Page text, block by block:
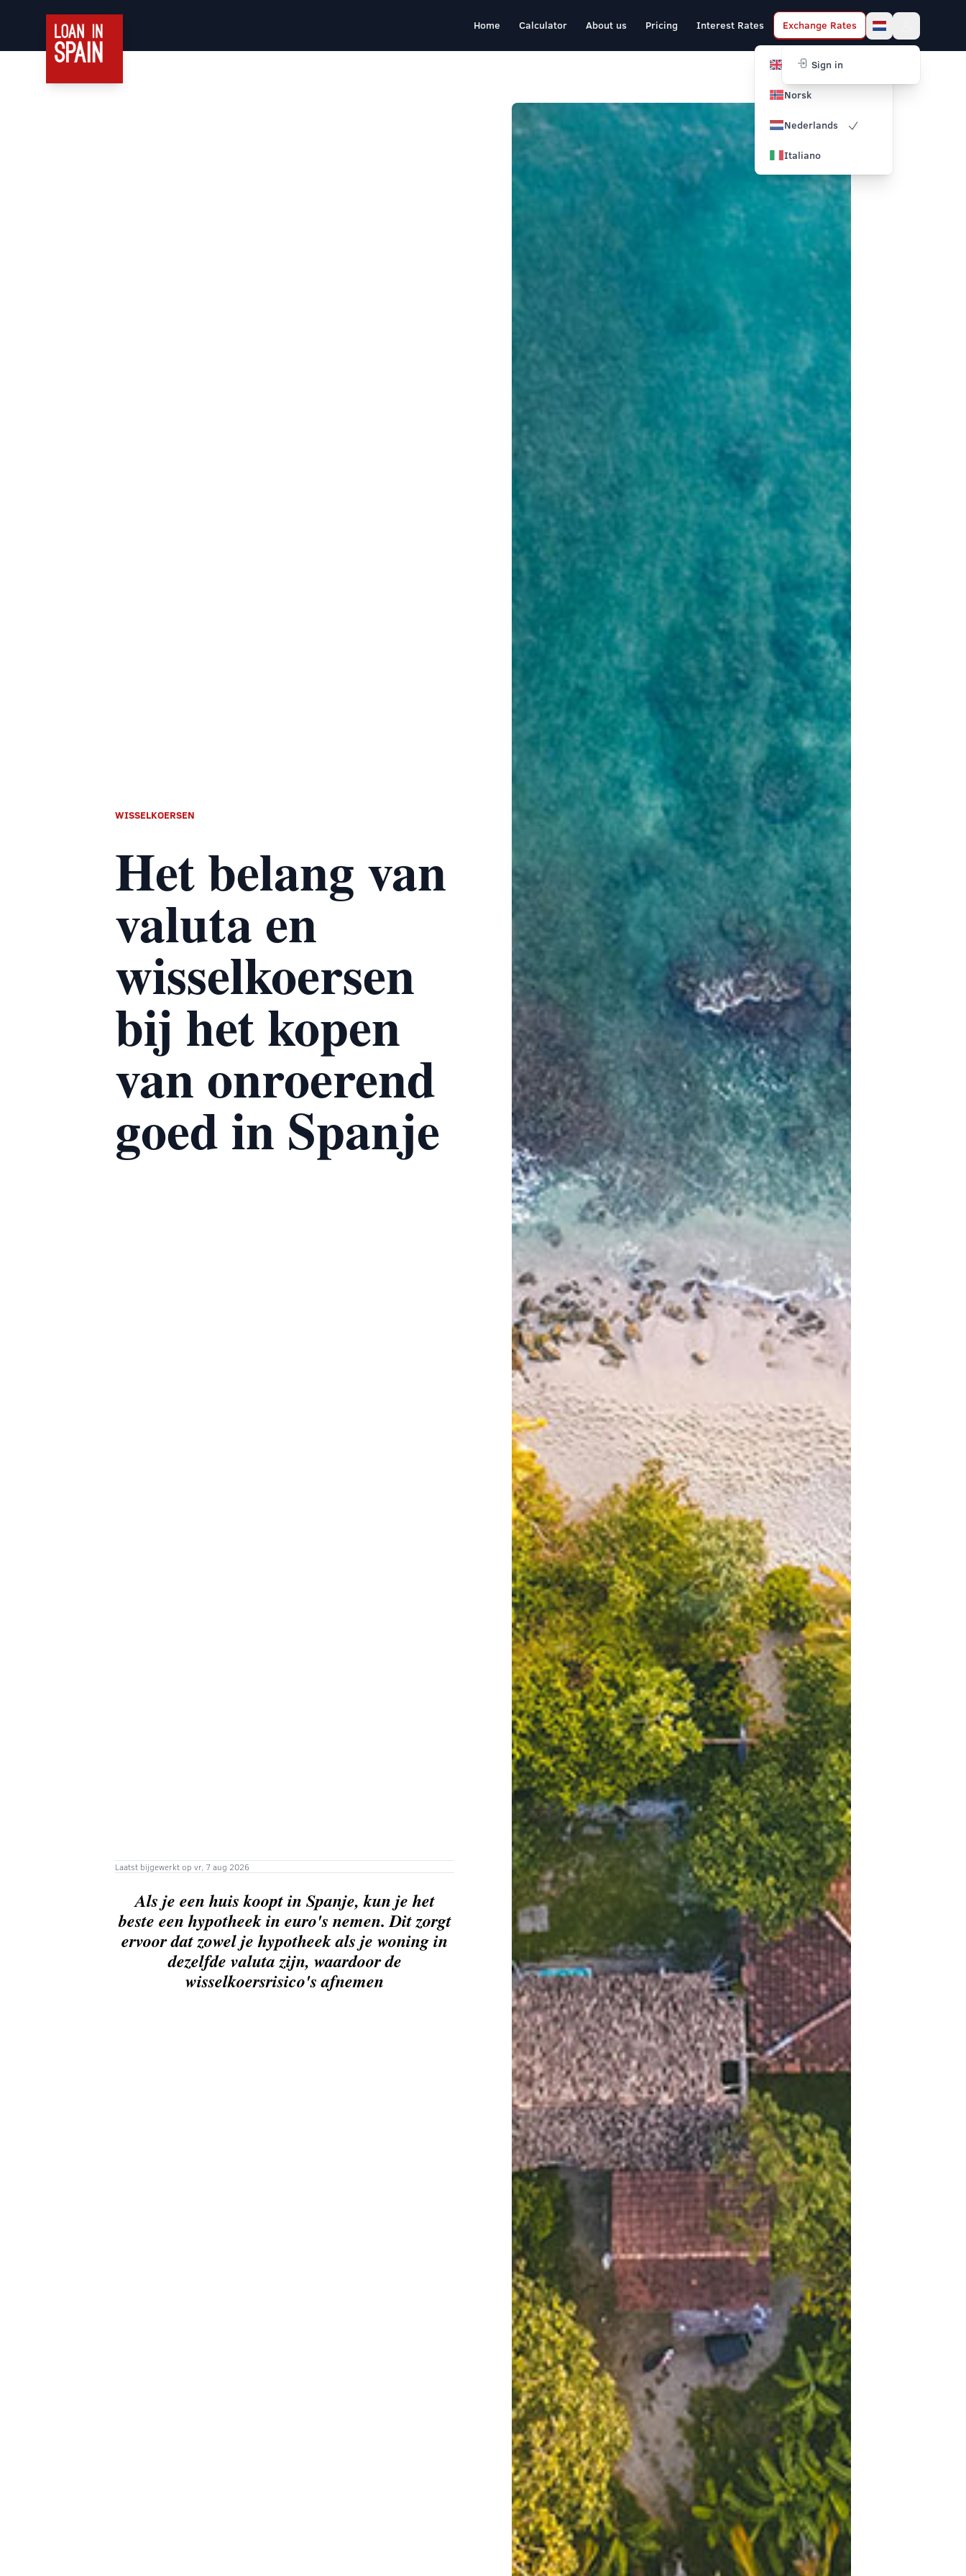
Home Calculator About us Pricing Interest Rates Exchange Rates
English
Norsk
Nederlands
Italiano
Sign in
Het belang van
valuta en
wisselkoersen
bij het kopen
van onroerend
goed in Spanje
WISSELKOERSEN
Laatst bijgewerkt op vr, 7 aug 2026
Als je een huis koopt in Spanje, kun je het
beste een hypotheek in euro's nemen. Dit zorgt
ervoor dat zowel je hypotheek als je woning in
dezelfde valuta zijn, waardoor de
wisselkoersrisico's afnemen